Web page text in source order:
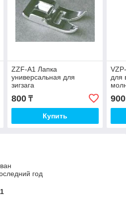
ZZF-A1 Лапка
универсальная для
зигзага
800₸
Купить
для
900
год